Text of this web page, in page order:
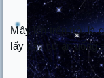
Mây lên trên trời là
lấy đấy cứ ăn uống